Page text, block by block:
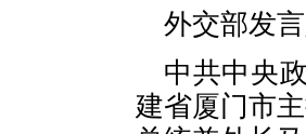
外交部发
中共中央
建省厦门市